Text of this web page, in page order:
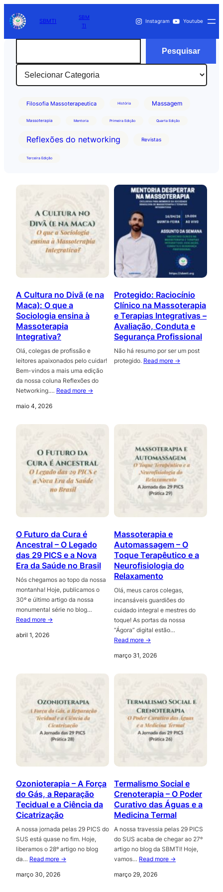
SBMTI
SBM
TI
Instagram Youtube
Pesquisar
Categorias
Filosofia Massoterapeutica História Massagem
Massoterapia Mentoria Primeira Edição Quarta Edição
Reflexões do networking Revistas
Terceira Edição
A Cultura no Divã (e na
Maca): O que a
Sociologia ensina à
Massoterapia
Integrativa?
Olá, colegas de profissão e
leitores apaixonados pelo cuidar!
Bem-vindos a mais uma edição
da nossa coluna Reflexões do
Networking.… Read more →
maio 4, 2026
Protegido: Raciocínio
Clínico na Massoterapia
e Terapias Integrativas –
Avaliação, Conduta e
Segurança Profissional
Não há resumo por ser um post
protegido. Read more →
O Futuro da Cura é
Ancestral – O Legado
das 29 PICS e a Nova
Era da Saúde no Brasil
Nós chegamos ao topo da nossa
montanha! Hoje, publicamos o
30º e último artigo da nossa
monumental série no blog…
Read more →
abril 1, 2026
Massoterapia e
Automassagem – O
Toque Terapêutico e a
Neurofisiologia do
Relaxamento
Olá, meus caros colegas,
incansáveis guardiões do
cuidado integral e mestres do
toque! As portas da nossa
“Ágora” digital estão…
Read more →
março 31, 2026
Ozonioterapia – A Força
do Gás, a Reparação
Tecidual e a Ciência da
Cicatrização
A nossa jornada pelas 29 PICS do
SUS está quase no fim. Hoje,
liberamos o 28º artigo no blog
da… Read more →
março 30, 2026
Termalismo Social e
Crenoterapia – O Poder
Curativo das Águas e a
Medicina Termal
A nossa travessia pelas 29 PICS
do SUS acaba de chegar ao 27º
artigo no blog da SBMTI! Hoje,
vamos… Read more →
março 29, 2026